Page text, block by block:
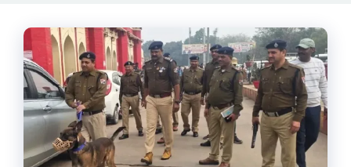
content